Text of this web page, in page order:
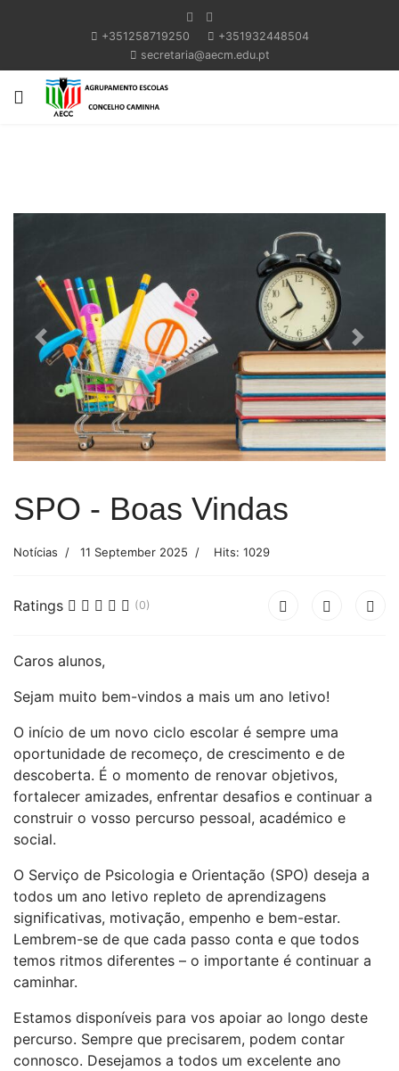
+351258719250
+351932448504
secretaria@aecm.edu.pt
Previous Next
SPO - Boas Vindas
Notícias 11 September 2025 Hits: 1029
Ratings (0)
Caros alunos,
Sejam muito bem-vindos a mais um ano letivo!
O início de um novo ciclo escolar é sempre uma
oportunidade de recomeço, de crescimento e de
descoberta. É o momento de renovar objetivos,
fortalecer amizades, enfrentar desafios e continuar a
construir o vosso percurso pessoal, académico e
social.
O Serviço de Psicologia e Orientação (SPO) deseja a
todos um ano letivo repleto de aprendizagens
significativas, motivação, empenho e bem-estar.
Lembrem-se de que cada passo conta e que todos
temos ritmos diferentes – o importante é continuar a
caminhar.
Estamos disponíveis para vos apoiar ao longo deste
percurso. Sempre que precisarem, podem contar
connosco. Desejamos a todos um excelente ano